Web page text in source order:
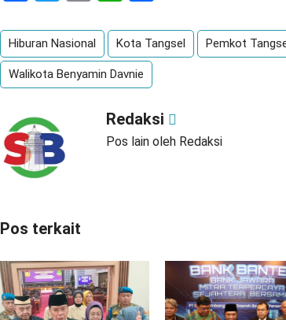
Hiburan Nasional Kota Tangsel Pemkot
Walikota Benyamin Davnie
Redaksi
Pos lain oleh Redaksi
Pos terkait